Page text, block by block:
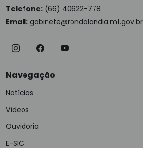
Telefone: (66) 40622-778
Email: gabinete@rondolandia.mt.gov.br
Navegação
Notícias
Vídeos
Ouvidoria
E-SIC